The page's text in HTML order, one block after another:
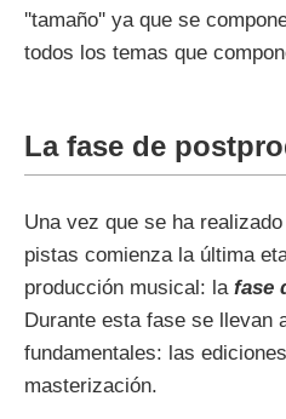
''tamaño'' ya que se
todos los temas que
La fase de
Una vez que se ha
pistas comienza la última
producción musical: la fase
Durante esta fase se llevan
fundamentales: las
masterización.